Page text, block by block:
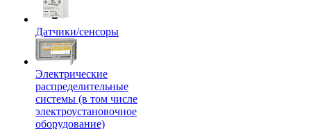
Датчики/сенсоры
Электрические
распределительные
системы (в том числе
электроустановочное
оборудование)